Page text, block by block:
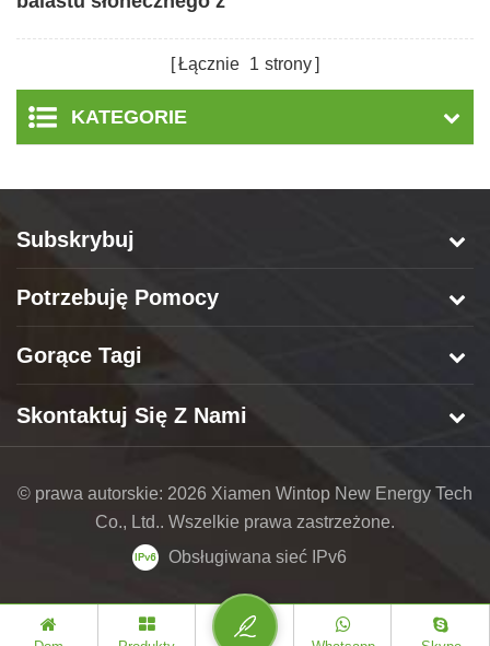
wschodu na zachódŁącznie 1 strony
KATEGORIE
Subskrybuj
Potrzebuję Pomocy
Gorące Tagi
Skontaktuj Się Z Nami
© prawa autorskie: 2026 Xiamen Wintop New Energy Tech
Co., Ltd.. Wszelkie prawa zastrzeżone.
Obsługiwana sieć IPv6